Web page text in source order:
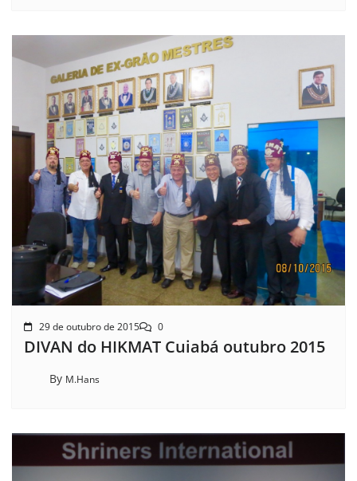
29 de outubro de 2015 0
DIVAN do HIKMAT Cuiabá outubro 2015
By M.Hans